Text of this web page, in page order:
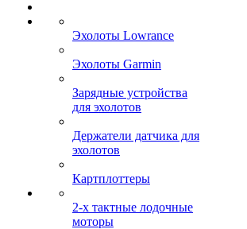
Эхолоты Lowrance
Эхолоты Garmin
Зарядные устройства
для эхолотов
Держатели датчика для
эхолотов
Картплоттеры
2-х тактные лодочные
моторы